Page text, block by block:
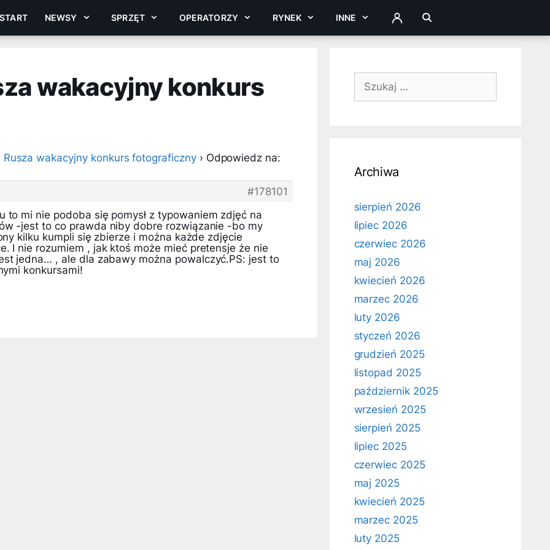
START NEWSY SPRZĘT OPERATORZY RYNEK INNE ZALOGUJ
wakacyjny konkurs
Rusza wakacyjny konkurs fotograficzny › Odpowiedz na:
#178101
to mi nie podoba się pomysł z typowaniem zdjęć na
-jest to co prawda niby dobre rozwiązanie -bo my
kilku kumpli się zbierze i można każde zdjęcie
I nie rozumiem , jak ktoś może mieć pretensje że nie
jedna… , ale dla zabawy można powalczyć.PS: jest to
konkursami!
Szukaj:
Archiwa
sierpień 2026
lipiec 2026
czerwiec 2026
maj 2026
kwiecień 2026
marzec 2026
luty 2026
styczeń 2026
grudzień 2025
listopad 2025
październik 2025
wrzesień 2025
sierpień 2025
lipiec 2025
czerwiec 2025
maj 2025
kwiecień 2025
marzec 2025
luty 2025